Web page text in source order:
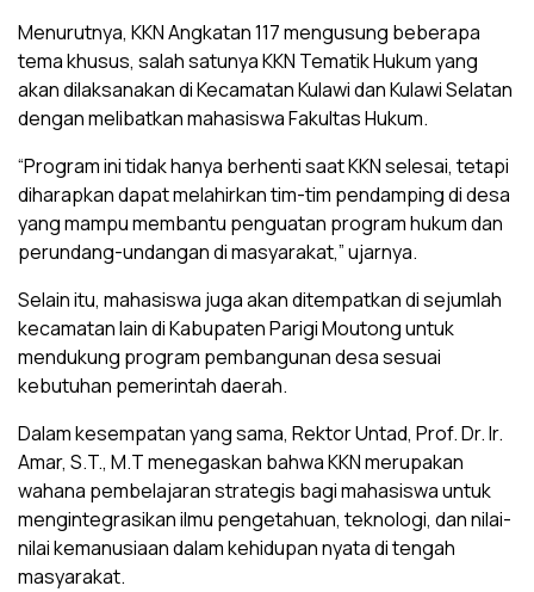
Menurutnya, KKN Angkatan 117 mengusung beberapa
tema khusus, salah satunya KKN Tematik Hukum yang
akan dilaksanakan di Kecamatan Kulawi dan Kulawi Selatan
dengan melibatkan mahasiswa Fakultas Hukum.
“Program ini tidak hanya berhenti saat KKN selesai, tetapi
diharapkan dapat melahirkan tim-tim pendamping di desa
yang mampu membantu penguatan program hukum dan
perundang-undangan di masyarakat,” ujarnya.
Selain itu, mahasiswa juga akan ditempatkan di sejumlah
kecamatan lain di Kabupaten Parigi Moutong untuk
mendukung program pembangunan desa sesuai
kebutuhan pemerintah daerah.
Dalam kesempatan yang sama, Rektor Untad, Prof. Dr. Ir.
Amar, S.T., M.T menegaskan bahwa KKN merupakan
wahana pembelajaran strategis bagi mahasiswa untuk
mengintegrasikan ilmu pengetahuan, teknologi, dan nilai-
nilai kemanusiaan dalam kehidupan nyata di tengah
masyarakat.